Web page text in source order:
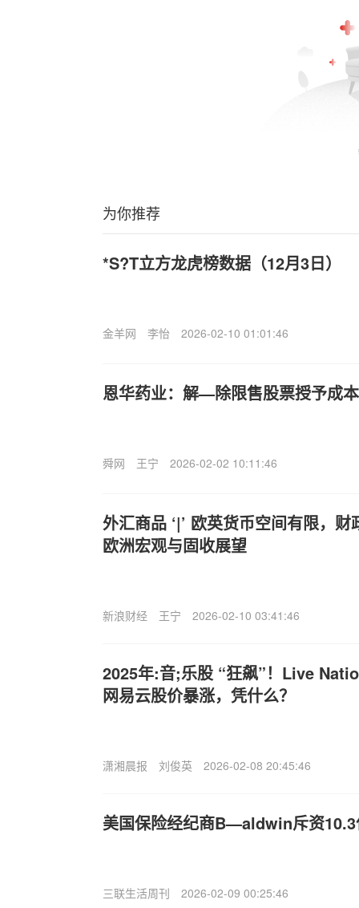
为你推荐
*S?T立方龙虎榜数据（12月3日）
金羊网 李怡 2026-02-10 01:01:46
恩华药业：解—除限售股票授予成
舜网 王宁 2026-02-02 10:11:46
外汇商品 ‘|’ 欧英货币空间有限，
欧洲宏观与固收展望
新浪财经 王宁 2026-02-10 03:41:46
2025年:音;乐股 “狂飙”！Live
网易云股价暴涨，凭什么？
潇湘晨报 刘俊英 2026-02-08 20:45:46
美国保险经纪商B—aldwin斥资10.3
三联生活周刊 2026-02-09 00:25:46